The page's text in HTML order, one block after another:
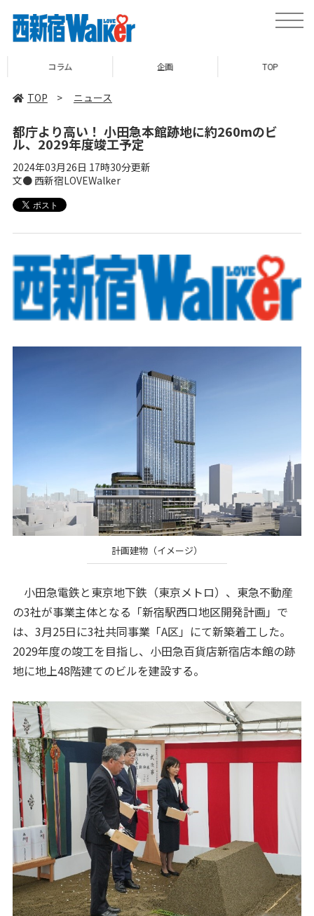
toggle
コラム 企画 TOP
TOP > ニュース
都庁より高い！ 小田急本館跡地に約260mのビ
ル、2029年度竣工予定
2024年03月26日 17時30分更新
文● 西新宿LOVEWalker
計画建物（イメージ）
小田急電鉄と東京地下鉄（東京メトロ）、東急不動産
の3社が事業主体となる「新宿駅西口地区開発計画」で
は、3月25日に3社共同事業「A区」にて新築着工した。
2029年度の竣工を目指し、小田急百貨店新宿店本館の跡
地に地上48階建てのビルを建設する。